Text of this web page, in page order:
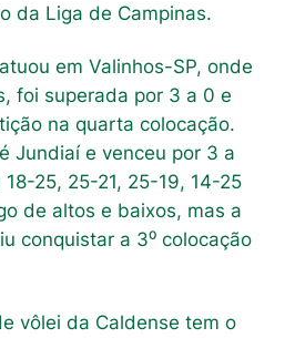
da Liga de Campinas.
em Valinhos-SP, onde
foi superada por 3 a 0 e
na quarta colocação.
Jundiaí e venceu por 3 a
25, 25-21, 25-19, 14-25
de altos e baixos, mas a
conquistar a 3⁰ colocação
vôlei da Caldense tem o